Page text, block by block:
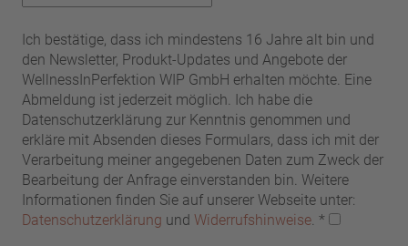
Ich bestätige, dass ich mindestens 16 Jahre alt bin und
den Newsletter, Produkt-Updates und Angebote der
WellnessInPerfektion WIP GmbH erhalten möchte. Eine
Abmeldung ist jederzeit möglich. Ich habe die
Datenschutzerklärung zur Kenntnis genommen und
erkläre mit Absenden dieses Formulars, dass ich mit der
Verarbeitung meiner angegebenen Daten zum Zweck der
Bearbeitung der Anfrage einverstanden bin. Weitere
Informationen finden Sie auf unserer Webseite unter:
Datenschutzerklärung und Widerrufshinweise. *